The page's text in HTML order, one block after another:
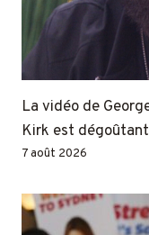
La vidéo de
Kirk est
7 août 2026